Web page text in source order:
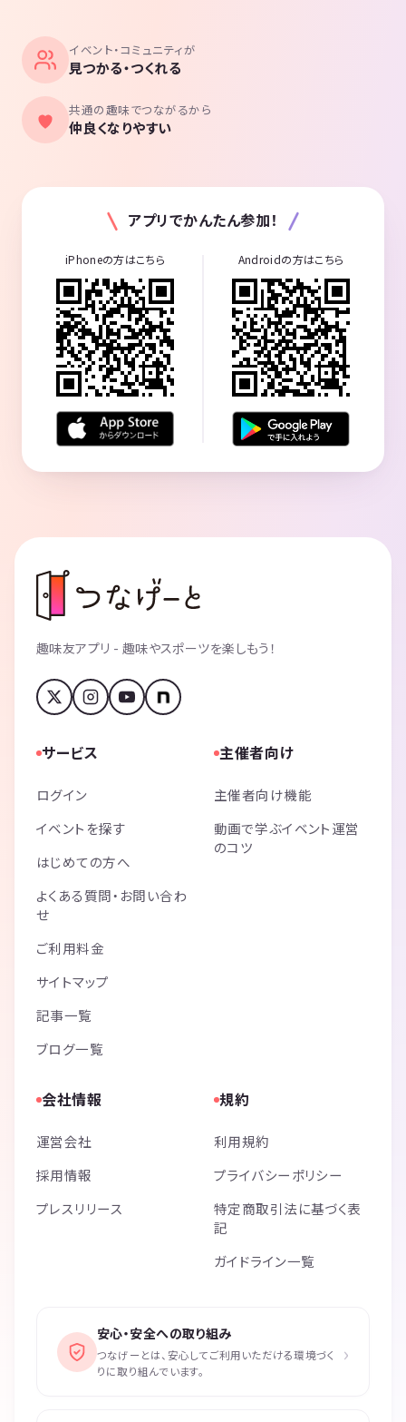
イベント・コミュニティが
見つかる・つくれる
共通の趣味でつながるから
仲良くなりやすい
アプリでかんたん参加！
iPhoneの方はこちら Androidの方はこちら
趣味友アプリ - 趣味やスポーツを楽しもう！
サービス
ログイン
イベントを探す
はじめての方へ
よくある質問・お問い合わ
せ
ご利用料金
サイトマップ
記事一覧
ブログ一覧
主催者向け
主催者向け機能
動画で学ぶイベント運営
のコツ
会社情報
運営会社
採用情報
プレスリリース
規約
利用規約
プライバシーポリシー
特定商取引法に基づく表
記
ガイドライン一覧
安心・安全への取り組み
つなげーとは、安心してご利用いただける環境づく
りに取り組んでいます。
›